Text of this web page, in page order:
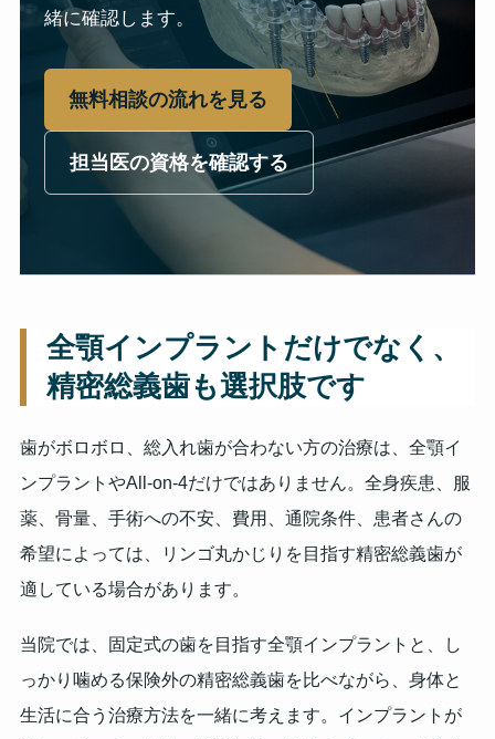
緒に確認します。
無料相談の流れを見る
担当医の資格を確認する
全顎インプラントだけでなく、
精密総義歯も選択肢です
歯がボロボロ、総入れ歯が合わない方の治療は、全顎イ
ンプラントやAll-on-4だけではありません。全身疾患、服
薬、骨量、手術への不安、費用、通院条件、患者さんの
希望によっては、リンゴ丸かじりを目指す精密総義歯が
適している場合があります。
当院では、固定式の歯を目指す全顎インプラントと、し
っかり噛める保険外の精密総義歯を比べながら、身体と
生活に合う治療方法を一緒に考えます。インプラントが